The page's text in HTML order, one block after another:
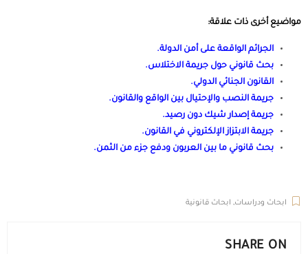
مواضيع أخرى ذات علاقة:
الجرائم الواقعة على أمن الدولة.
بحث قانوني حول جريمة الاختلاس.
القانون الجنائي الدولي.
جريمة النصب والإحتيال بين الواقع والقانون.
جريمة إصدار شيك دون رصيد.
جريمة الابتزاز الإلكتروني في القانون.
بحث قانوني ما بين العربون ودفع جزء من الثمن.
ابحاث ودراسات, ابحاث قانونية
SHARE ON